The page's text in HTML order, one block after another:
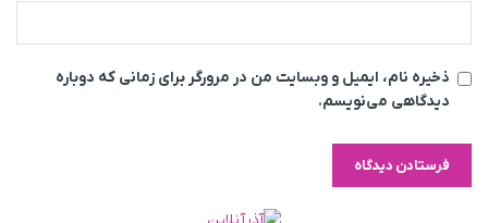
ذخیره نام، ایمیل و وبسایت من در مرورگر برای زمانی که دوباره
دیدگاهی می‌نویسم.